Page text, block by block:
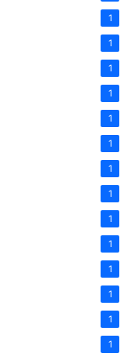
1
1
1
1
1
1
1
1
1
1
1
1
1
1